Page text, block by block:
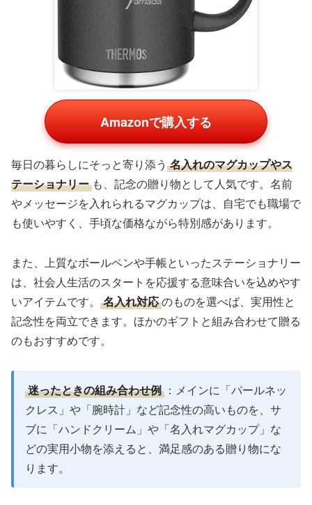
Amazonで購入する
毎日の暮らしにそっと寄り添う 名入れのマグカップやス
テーショナリー も、記念の贈り物として人気です。名前
やメッセージを入れられるマグカップは、自宅でも職場で
も使いやすく、手頃な価格ながら特別感があります。
また、上質なボールペンや手帳といったステーショナリー
は、社会人生活のスタートを応援する意味合いを込めやす
いアイテムです。
名入れ対応のものを選べば、実用性と
記念性を両立できます。ほかのギフトと組み合わせて贈る
のもおすすめです。
迷ったときの組み合わせ例 ：メインに「パールネッ
クレス」や「腕時計」など記念性の高いものを、サ
ブに「ハンドクリーム」や「名入れマグカップ」な
どの実用小物を添えると、満足感のある贈り物にな
ります。